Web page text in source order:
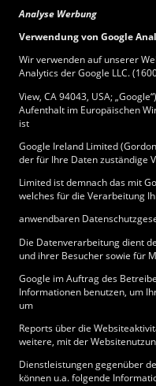
Analyse Werbung
Verwendung von Google
Wir verwenden auf unserer
Analytics der Google LLC.
View, CA 94043, USA;
Aufenthalt im Europäischen
ist
Google Ireland Limited
der für Ihre Daten zuständige
Limited ist demnach das mit
welches für die Verarbeitung
anwendbaren
Die Datenverarbeitung dient
und ihrer Besucher sowie für
Google im Auftrag des
Informationen benutzen, um
um
Reports über die
weitere, mit der
Dienstleistungen gegenüber
können u.a. folgende